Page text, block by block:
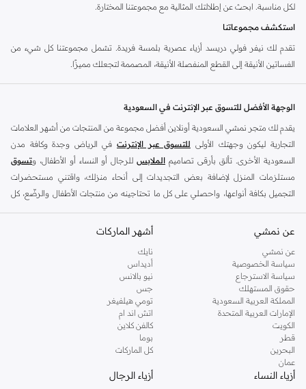
لكل مناسبة. ابحث عن إطلالتك المثالية مع مجموعتنا المختارة.
استكشف مجموعاتنا
تقدم لك نيفر فولي دريسد أزياء عصرية بلمسة فريدة. تشمل مجموعتنا كل شيء من
الفساتين الأنيقة إلى القطع المنفصلة الأنيقة، المصممة لتجعلك مميزًا.
الميزات الرئيسية:
طبعات ونقوش فريدة
قصات جذابة
أقمشة عالية الجودة
قطع متعددة الاستخدامات من النهار إلى المساء
لماذا تختار نيفر فولي دريسد؟
اعتنق أسلوبًا عصريًا وخالدًا في نفس الوقت. تشتهر نيفر فولي دريسد بتصاميمها المميزة
واهتمامها بالتفاصيل، وتقدم قطعًا ستحبها وترتديها لمواسم قادمة.
تسوق بثقة:
توصيل سريع في جميع أنحاء السعودية
إرجاع واستبدال سهل
خيارات دفع آمنة
جدد خزانة ملابسك بأحدث ما توصلت إليه نيفر فولي دريسد. تسوق الآن واستمتع بأزياء
تلهمك.
الوجهة الأفضل للتسوق عبر الإنترنت في السعودية
يقدم لك متجر نمشي السعودية أونلاين أفضل مجموعة من المنتجات من أشهر العلامات
التجارية ليكون وجهتك الأولى للتسوق عبر الإنترنت في الرياض وجدة وكافة مدن
السعودية الأخرى. تألق بأرقى تصاميم الملابس للرجال أو النساء أو الأطفال، وتسوق
مستلزمات المنزل لإضافة بعض التجديدات إلى أنحاء منزلك، واقتني مستحضرات
التجميل بكافة أنواعها، واحصلي على كل ما تحتاجينه من منتجات الأطفال والرضّع، كل
أفضل العلامات التجارية في السعودية
يضم متجر نمشي السعودية أونلاين مجموعة ضخمة من المنتجات من أفضل العلامات
التجارية، بداية من الأزياء وحتى مستلزمات المنزل. ستجد لدينا كل ما ترغب به من
الملابس والأحذية والإكسسوارات وكافة احتياجاتك الأخرى من علامات رائدة مثل:
ديفاكتو ، و ديزل، وبيير كاردان تومي هيلفيغر، وريفر ايلاند
ومايكل كورس ، وبيفرلي هيلز بولو كلوب ، وأمريكان إيجل
لورين
كما ستجد ملابس للكبار والأطفال لدى نمشي السعودية من علامات مثل
وماركات خاصة بالأطفال مثل
وأخرى للرضع مثل مذركير
عن نمشي
عن نمشي
سياسة الخصوصية
سياسة الاسترجاع
حقوق المستهلك
المملكة العربية السعودية
الإمارات العربية المتحدة
الكويت
قطر
البحرين
عمان
أشهر الماركات
نايك
أديداس
نيو بالانس
جس
تومي هيلفيغر
اتش اند ام
كالفن كلاين
بوما
كل الماركات
أزياء النساء أزياء الرجال